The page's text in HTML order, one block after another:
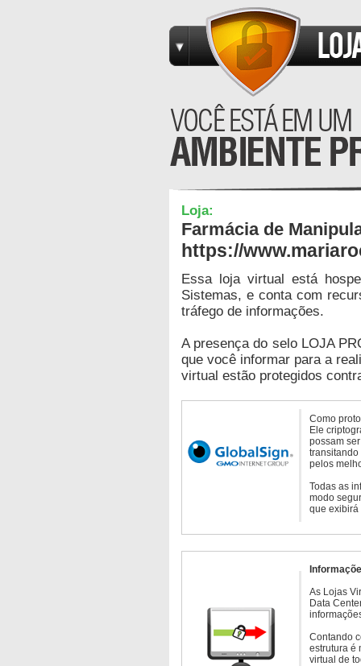
Loja:
Farmácia de
https://
Essa loja virtual está
Sistemas, e conta com
tráfego de informações.
A presença do selo LOJA
que você informar para a
virtual estão protegidos
Como
Ele
possam
transitando
pelos
Todas as
modo
que exibirá
As Lojas
Data
Contando
estrutura é
virtual de